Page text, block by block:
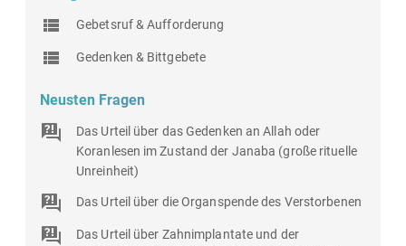
Gebetsruf & Aufforderung
Gedenken & Bittgebete
Neusten Fragen
Das Urteil über das Gedenken an Allah oder
Koranlesen im Zustand der Janaba (große rituelle
Unreinheit)
Das Urteil über die Organspende des Verstorbenen
Das Urteil über Zahnimplantate und der